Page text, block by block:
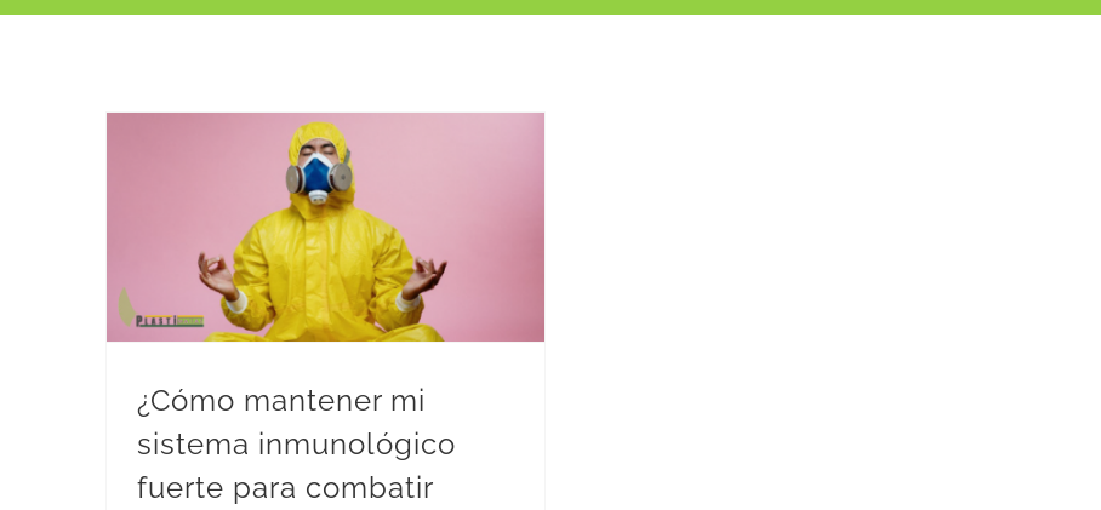
¿Cómo mantener mi
sistema inmunológico
fuerte para combatir